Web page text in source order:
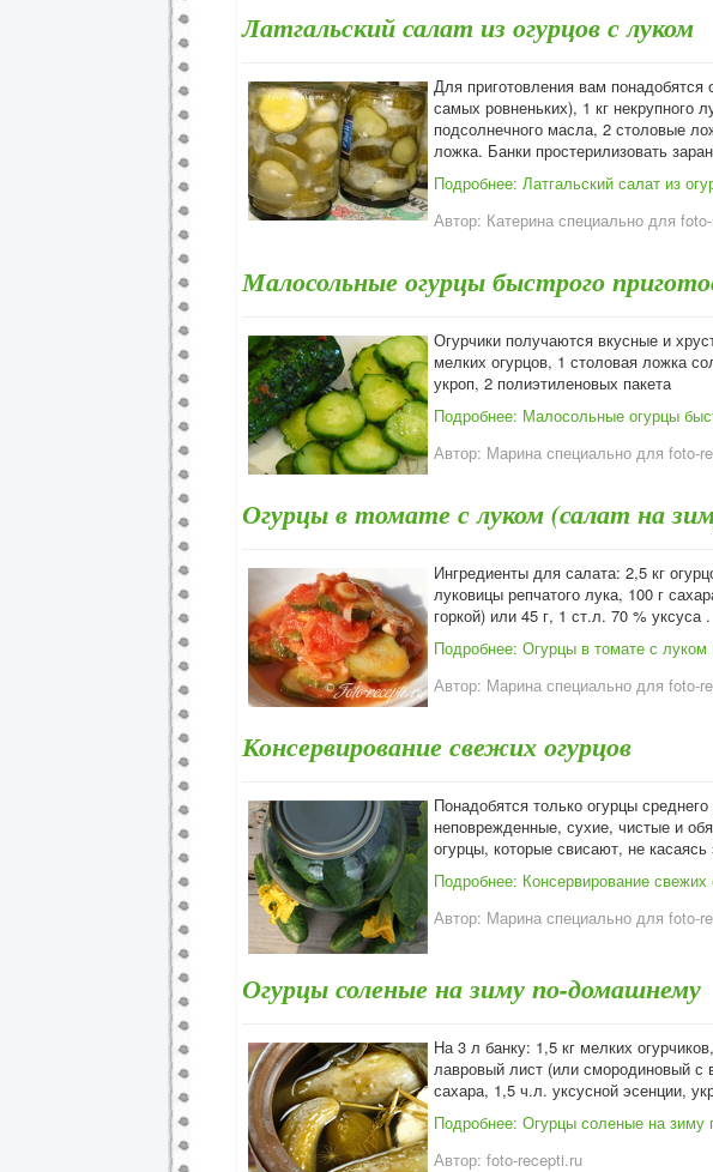
Латгальский салат из огурцов с луком
Для приготовления вам
самых ровненьких), 1 кг некрупного
подсолнечного масла, 2 столовые
ложка. Банки простерилизовать
Подробнее: Латгальский салат из
Автор: Катерина специально для
Малосольные огурцы быстрого
Огурчики получаются вкусные и
мелких огурцов, 1 столовая ложка
укроп, 2 полиэтиленовых пакета
Подробнее: Малосольные огурцы
Автор: Марина специально для foto-
Огурцы в томате с луком (салат на
Ингредиенты для салата: 2,5 кг
луковицы репчатого лука, 100 г
горкой) или 45 г, 1 ст.л. 70 % уксуса .
Подробнее: Огурцы в томате с луком
Автор: Марина специально для foto-
Консервирование свежих огурцов
Понадобятся только огурцы
неповрежденные, сухие, чистые и
огурцы, которые свисают, не касаясь
Подробнее: Консервирование свежих
Автор: Марина специально для foto-
Огурцы соленые на зиму по-домашнему
На 3 л банку: 1,5 кг мелких
лавровый лист (или смородиновый с
сахара, 1,5 ч.л. уксусной эсенции,
Подробнее: Огурцы соленые на
Автор: foto-recepti.ru